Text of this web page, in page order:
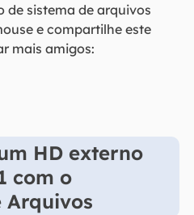
sistema de arquivos
e compartilhe este
mais amigos:
HD externo
com o
Arquivos